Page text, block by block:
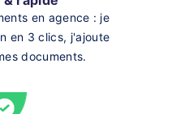
en agence : je
en 3 clics, j'ajoute
documents.